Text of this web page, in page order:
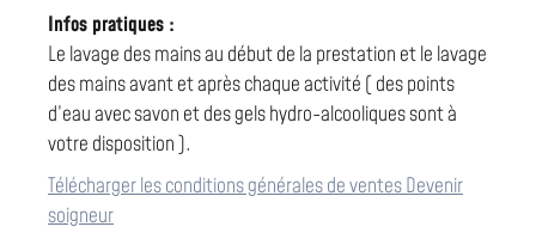
Infos pratiques :
Le lavage des mains au début de la prestation et le lavage
des mains avant et après chaque activité ( des points
d’eau avec savon et des gels hydro-alcooliques sont à
votre disposition ).
Télécharger les conditions générales de ventes Devenir
soigneur